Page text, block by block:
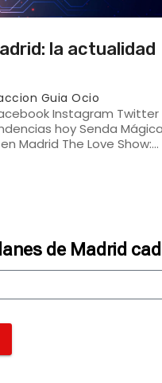
la actualidad
Guia Ocio
Instagram Twitter
hoy Senda Mágica
Madrid The Love Show:…
de Madrid